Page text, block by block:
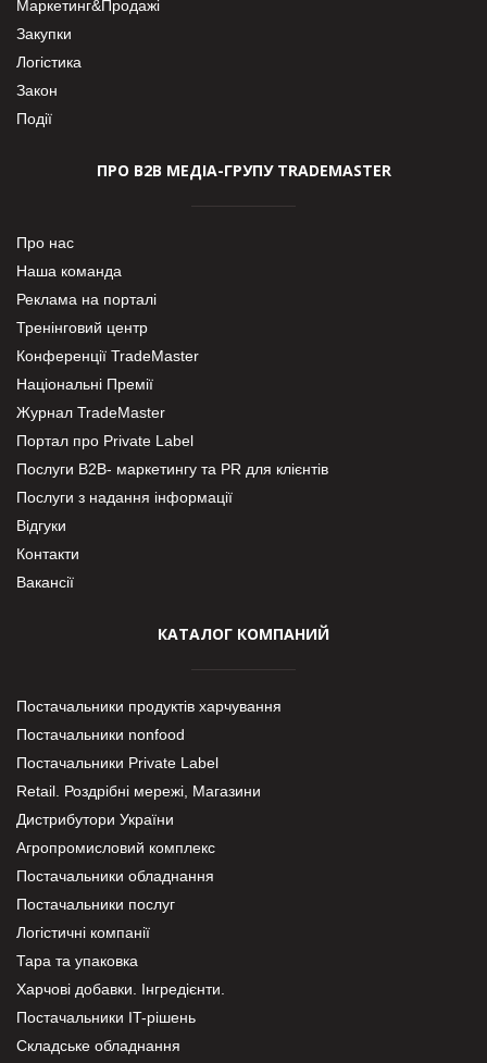
Маркетинг&Продажі
Закупки
Логістика
Закон
Події
ПРО В2В МЕДІА-ГРУПУ TRADEMASTER
Про нас
Наша команда
Реклама на порталі
Тренінговий центр
Конференції TradeMaster
Національні Премії
Журнал TradeMaster
Портал про Private Label
Послуги В2В- маркетингу та PR для клієнтів
Послуги з надання інформації
Відгуки
Контакти
Вакансії
КАТАЛОГ КОМПАНИЙ
Постачальники продуктів харчування
Постачальники nonfood
Постачальники Private Label
Retail. Роздрібні мережі, Магазини
Дистрибутори України
Агропромисловий комплекс
Постачальники обладнання
Постачальники послуг
Логістичні компанії
Тара та упаковка
Харчові добавки. Інгредієнти.
Постачальники IT-рішень
Складське обладнання